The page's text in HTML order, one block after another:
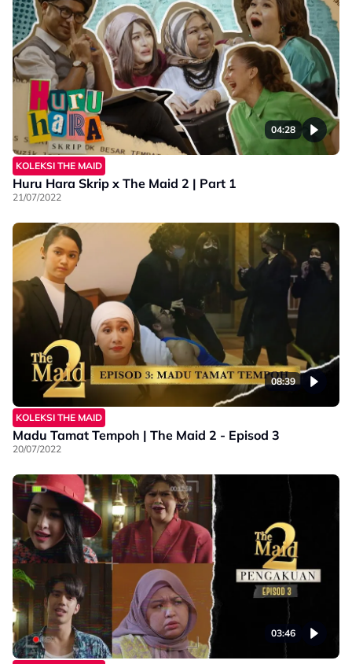
04:28
KOLEKSI THE MAID
Huru Hara Skrip x The Maid 2 | Part 1
21/07/2022
08:39
KOLEKSI THE MAID
Madu Tamat Tempoh | The Maid 2 - Episod 3
20/07/2022
03:46